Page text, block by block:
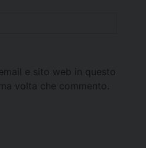
e sito web in questo
volta che commento.